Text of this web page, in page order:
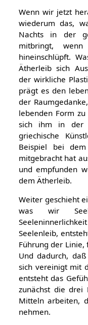
Wenn wir jetzt
wiederum das,
Nachts in der
mitbringt,
hineinschlüpft.
Ätherleib sich
der wirkliche
prägt es den
der
lebenden Form
sich ihm in der
griechische
Beispiel bei
mitgebracht hat
und empfunden
dem Ätherleib.
Weiter geschieht
was wir
Seelenleib,
Führung der
Und dadurch,
sich vereinigt mit
entsteht das
zunächst die drei
Mitteln arbeiten,
nehmen.